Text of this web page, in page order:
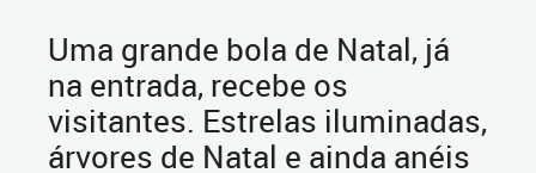
Uma grande bola de Natal, já
na entrada, recebe os
visitantes. Estrelas iluminadas,
árvores de Natal e ainda anéis